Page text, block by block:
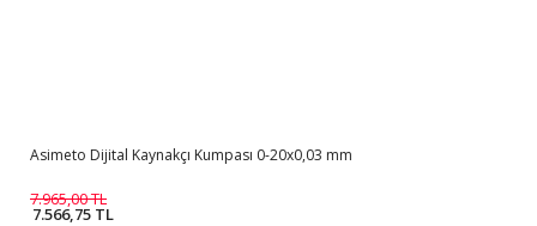
Asimeto Dijital Kaynakçı Kumpası 0-20x0,03 mm
7.965,00 TL
7.566,75 TL